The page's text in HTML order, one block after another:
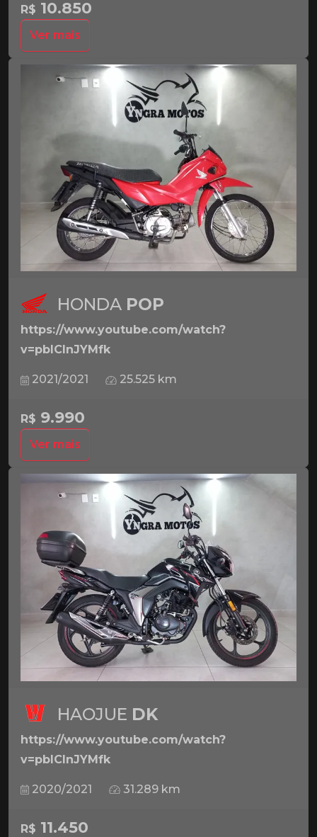
R$ 10.850
Ver mais
HONDA POP
https://www.youtube.com/watch?
v=pbICInJYMfk
2021/2021 25.525 km
R$ 9.990
Ver mais
HAOJUE DK
https://www.youtube.com/watch?
v=pbICInJYMfk
2020/2021 31.289 km
R$ 11.450